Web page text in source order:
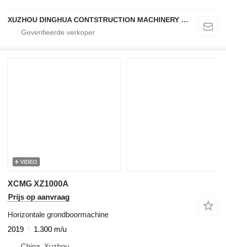
XUZHOU DINGHUA CONTSTRUCTION MACHINERY CO., LTD.
VIDEO
XCMG XZ1000A
Prijs op aanvraag
Horizontale grondboormachine
2019
1.300 m/u